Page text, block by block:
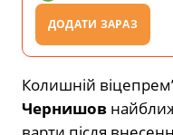
ДОДАТИ ЗАРАЗ
Колишній
Чернишов